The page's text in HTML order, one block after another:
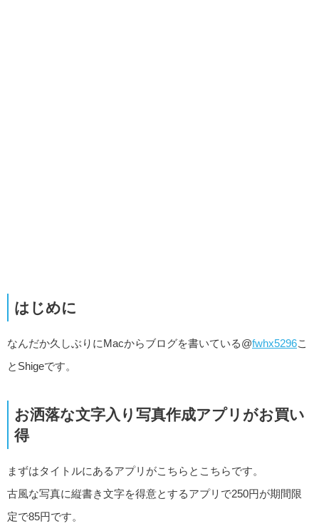
はじめに
なんだか久しぶりにMacからブログを書いている@fwhx5296こ
とShigeです。
お洒落な文字入り写真作成アプリがお買い
得
まずはタイトルにあるアプリがこちらとこちらです。
古風な写真に縦書き文字を得意とするアプリで250円が期間限
定で85円です。